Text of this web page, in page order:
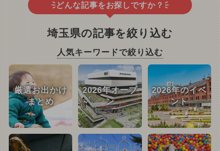
どんな記事をお探しですか？
埼玉県の記事を絞り込む
人気キーワードで絞り込む
厳選お出かけ
まとめ
2026年オープ
ン
2026年のイベ
ント